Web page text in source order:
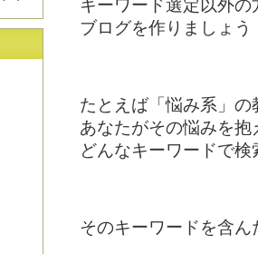
キーワード選定以外の
ブログを作りましょ
たとえば「悩み系」
あなたがその悩みを
どんなキーワードで検
そのキーワードを含